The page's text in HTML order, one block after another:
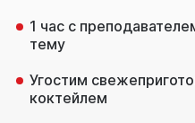
1 час с
тему
Угостим
коктейлем